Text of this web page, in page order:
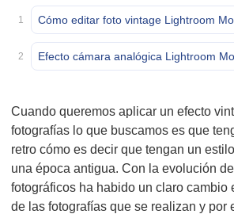
1 Cómo editar foto vintage Lightroom
2 Efecto cámara analógica Lightroom
Cuando queremos aplicar un efecto
fotografías lo que buscamos es que
retro cómo es decir que tengan un
una época antigua. Con la evolución
fotográficos ha habido un claro cambio
de las fotografías que se realizan y por